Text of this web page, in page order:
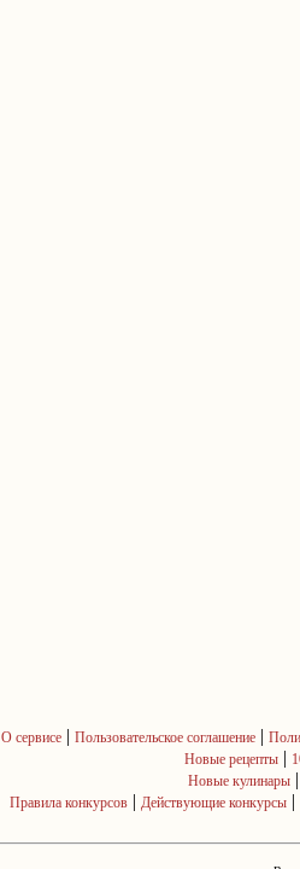
О сервисе| Пользовательское соглашение|
Новые рецепты |
Новые кулинары
Правила конкурсов | Действующие конкурсы |